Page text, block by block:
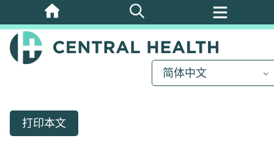
跳
至
主
简体中文
打印本文